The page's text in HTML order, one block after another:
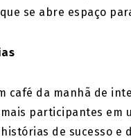
se abre espaço
café da manhã de
participantes em
de sucesso